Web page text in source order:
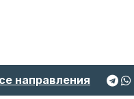
направления